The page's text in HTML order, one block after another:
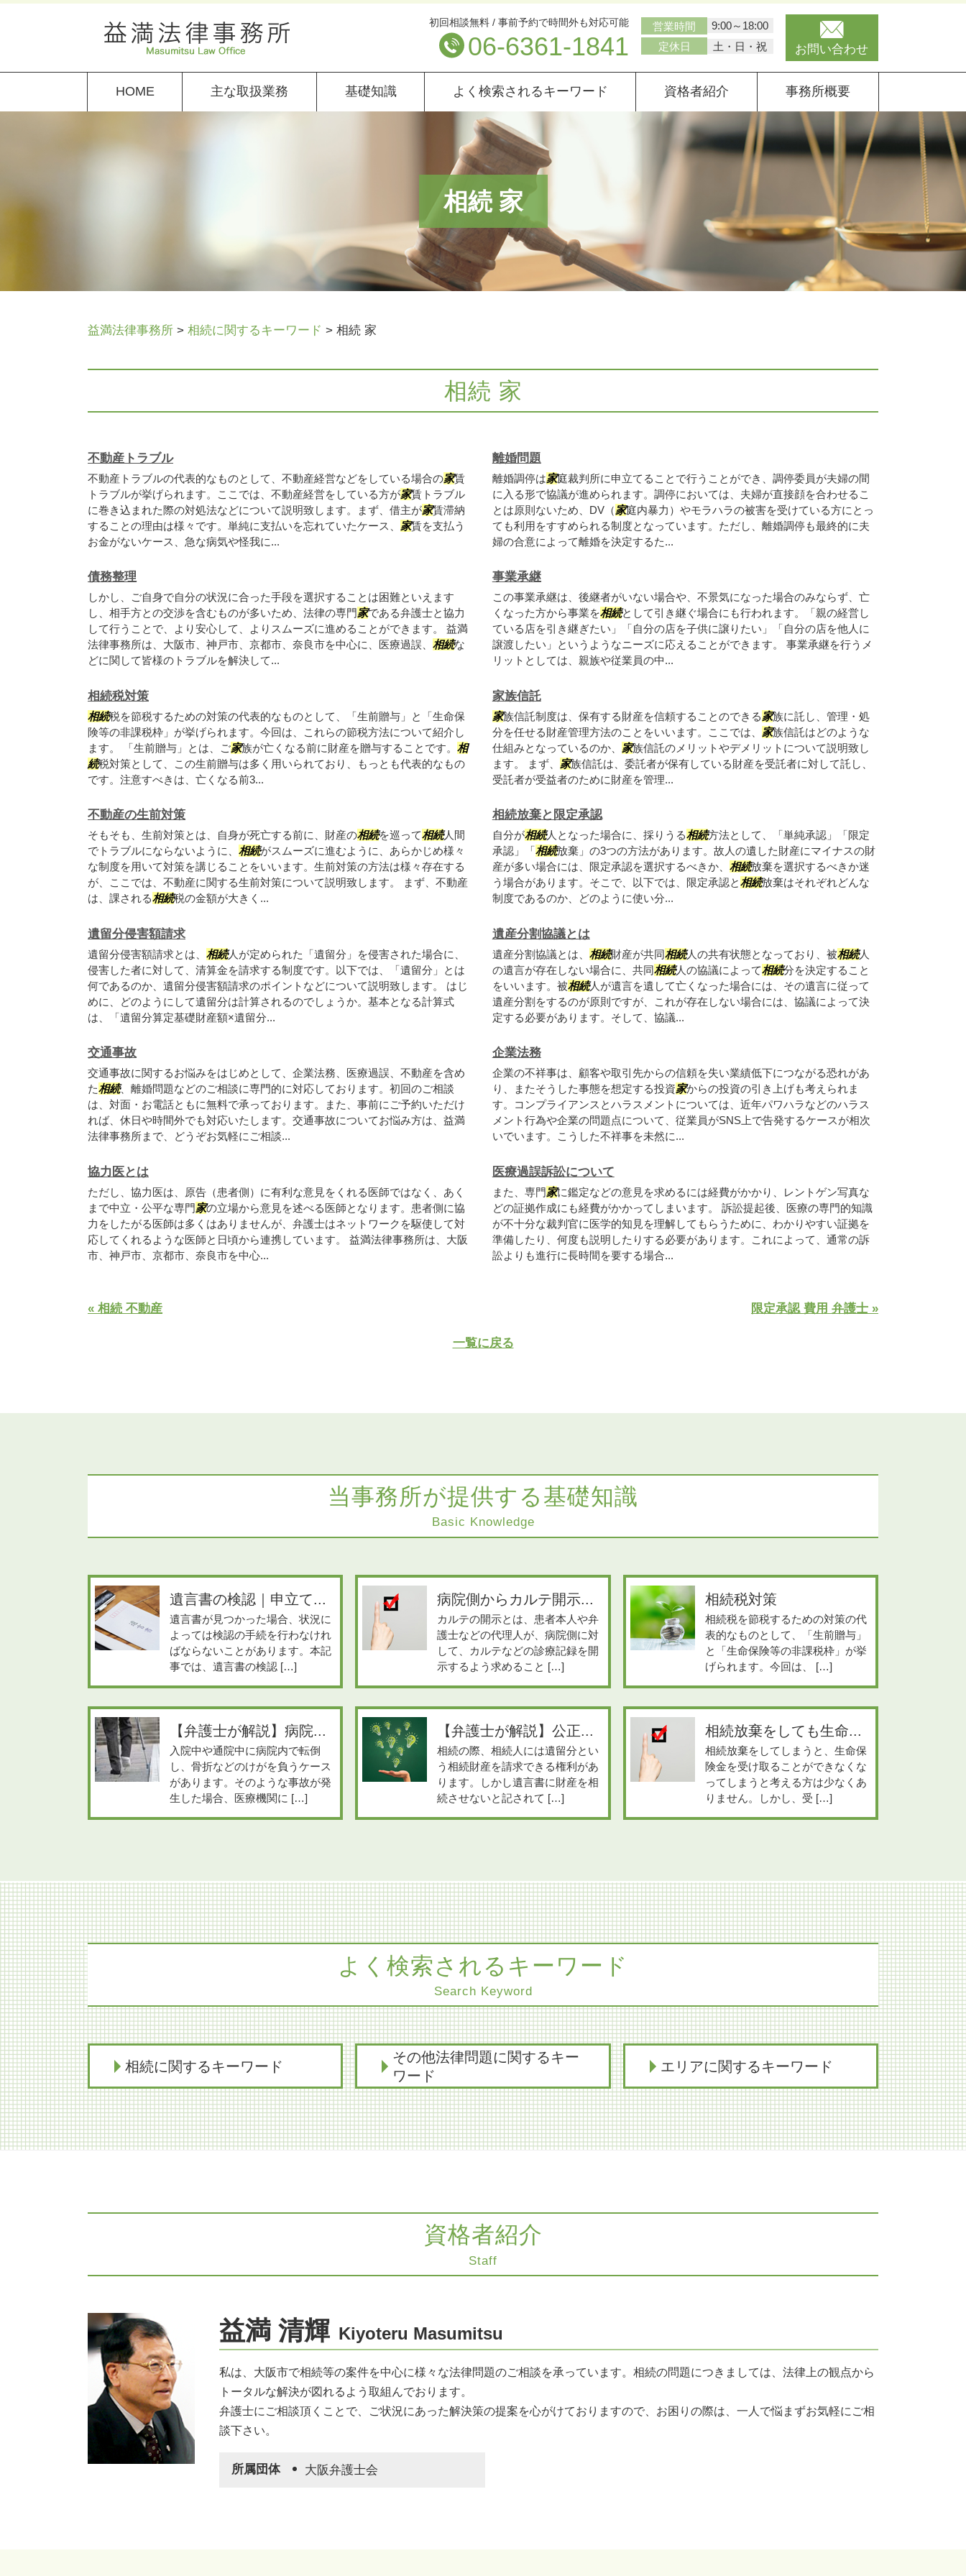
相続 家
初回相談無料 / 事前予約で時間外も対応可能
06-6361-1841
営業時間
9:00～18:00
定休日
土・日・祝 お問い合わせ
HOME 主な取扱業務 基礎知識 よく検索されるキーワード 資格者紹介 事務所概要
益満法律事務所 > 相続に関するキーワード > 相続 家
相続 家
不動産トラブル
不動産トラブルの代表的なものとして、不動産経営などをしている場合の家賃
トラブルが挙げられます。ここでは、不動産経営をしている方が家賃トラブル
に巻き込まれた際の対処法などについて説明致します。まず、借主が家賃滞納
することの理由は様々です。単純に支払いを忘れていたケース、 家賃を支払う
お金がないケース、急な病気や怪我に...
離婚問題
離婚調停は家庭裁判所に申立てることで行うことができ、調停委員が夫婦の間
に入る形で協議が進められます。調停においては、夫婦が直接顔を合わせるこ
とは原則ないため、DV（家庭内暴力）やモラハラの被害を受けている方にとっ
ても利用をすすめられる制度となっています。ただし、離婚調停も最終的に夫
婦の合意によって離婚を決定するた...
債務整理
しかし、ご自身で自分の状況に合った手段を選択することは困難といえます
し、相手方との交渉を含むものが多いため、法律の専門家である弁護士と協力
して行うことで、より安心して、よりスムーズに進めることができます。 益満
法律事務所は、大阪市、神戸市、京都市、奈良市を中心に、医療過誤、 相続な
どに関して皆様のトラブルを解決して...
事業承継
この事業承継は、後継者がいない場合や、不景気になった場合のみならず、亡
くなった方から事業を相続として引き継ぐ場合にも行われます。「親の経営し
ている店を引き継ぎたい」「自分の店を子供に譲りたい」「自分の店を他人に
譲渡したい」というようなニーズに応えることができます。 事業承継を行うメ
リットとしては、親族や従業員の中...
相続税対策
相続税を節税するための対策の代表的なものとして、「生前贈与」と「生命保
険等の非課税枠」が挙げられます。今回は、これらの節税方法について紹介し
ます。 「生前贈与」とは、ご家族が亡くなる前に財産を贈与することです。 相
続税対策として、この生前贈与は多く用いられており、もっとも代表的なもの
です。注意すべきは、亡くなる前3...
家族信託
家族信託制度は、保有する財産を信頼することのできる家族に託し、管理・処
分を任せる財産管理方法のことをいいます。ここでは、 家族信託はどのような
仕組みとなっているのか、 家族信託のメリットやデメリットについて説明致し
ます。 まず、 家族信託は、委託者が保有している財産を受託者に対して託し、
受託者が受益者のために財産を管理...
不動産の生前対策
そもそも、生前対策とは、自身が死亡する前に、財産の相続を巡って相続人間
でトラブルにならないように、 相続がスムーズに進むように、あらかじめ様々
な制度を用いて対策を講じることをいいます。生前対策の方法は様々存在する
が、ここでは、不動産に関する生前対策について説明致します。 まず、不動産
は、課される相続税の金額が大きく...
相続放棄と限定承認
自分が相続人となった場合に、採りうる相続方法として、「単純承認」「限定
承認」「相続放棄」の3つの方法があります。故人の遺した財産にマイナスの財
産が多い場合には、限定承認を選択するべきか、 相続放棄を選択するべきか迷
う場合があります。そこで、以下では、限定承認と相続放棄はそれぞれどんな
制度であるのか、どのように使い分...
遺留分侵害額請求
遺留分侵害額請求とは、 相続人が定められた「遺留分」を侵害された場合に、
侵害した者に対して、清算金を請求する制度です。以下では、「遺留分」とは
何であるのか、遺留分侵害額請求のポイントなどについて説明致します。 はじ
めに、どのようにして遺留分は計算されるのでしょうか。基本となる計算式
は、「遺留分算定基礎財産額×遺留分...
遺産分割協議とは
遺産分割協議とは、 相続財産が共同相続人の共有状態となっており、被相続人
の遺言が存在しない場合に、共同相続人の協議によって相続分を決定すること
をいいます。被相続人が遺言を遺して亡くなった場合には、その遺言に従って
遺産分割をするのが原則ですが、これが存在しない場合には、協議によって決
定する必要があります。そして、協議...
交通事故
交通事故に関するお悩みをはじめとして、企業法務、医療過誤、不動産を含め
た相続、離婚問題などのご相談に専門的に対応しております。初回のご相談
は、対面・お電話ともに無料で承っております。また、事前にご予約いただけ
れば、休日や時間外でも対応いたします。交通事故についてお悩み方は、益満
法律事務所まで、どうぞお気軽にご相談...
企業法務
企業の不祥事は、顧客や取引先からの信頼を失い業績低下につながる恐れがあ
り、またそうした事態を想定する投資家からの投資の引き上げも考えられま
す。コンプライアンスとハラスメントについては、近年パワハラなどのハラス
メント行為や企業の問題点について、従業員がSNS上で告発するケースが相次
いでいます。こうした不祥事を未然に...
協力医とは
ただし、協力医は、原告（患者側）に有利な意見をくれる医師ではなく、あく
まで中立・公平な専門家の立場から意見を述べる医師となります。患者側に協
力をしたがる医師は多くはありませんが、弁護士はネットワークを駆使して対
応してくれるような医師と日頃から連携しています。 益満法律事務所は、大阪
市、神戸市、京都市、奈良市を中心...
医療過誤訴訟について
また、専門家に鑑定などの意見を求めるには経費がかかり、レントゲン写真な
どの証拠作成にも経費がかかってしまいます。 訴訟提起後、医療の専門的知識
が不十分な裁判官に医学的知見を理解してもらうために、わかりやすい証拠を
準備したり、何度も説明したりする必要があります。これによって、通常の訴
訟よりも進行に長時間を要する場合...
« 相続 不動産 限定承認 費用 弁護士 »
一覧に戻る
当事務所が提供する基礎知識
Basic Knowledge
遺言書の検認｜申立て...
遺言書が見つかった場合、状況に
よっては検認の手続を行わなけれ
ばならないことがあります。本記
事では、遺言書の検認 […]
病院側からカルテ開示...
カルテの開示とは、患者本人や弁
護士などの代理人が、病院側に対
して、カルテなどの診療記録を開
示するよう求めること […]
相続税対策
相続税を節税するための対策の代
表的なものとして、「生前贈与」
と「生命保険等の非課税枠」が挙
げられます。今回は、 […]
【弁護士が解説】病院...
入院中や通院中に病院内で転倒
し、骨折などのけがを負うケース
があります。そのような事故が発
生した場合、医療機関に […]
【弁護士が解説】公正...
相続の際、相続人には遺留分とい
う相続財産を請求できる権利があ
ります。しかし遺言書に財産を相
続させないと記されて […]
相続放棄をしても生命...
相続放棄をしてしまうと、生命保
険金を受け取ることができなくな
ってしまうと考える方は少なくあ
りません。しかし、受 […]
よく検索されるキーワード
Search Keyword
相続に関するキーワード
相続 家
限定承認 不動産
遺留分 分割払い
相続 不動産
相続放棄 年金
相続放棄 代襲相続
遺留分 法定相続分 違い
事業承継 弁護士
相続 兄弟 不公平
不動産 生前対策
相続放棄手続き 生前
家族信託 不動産
その他法律問題に関するキー
ワード
医療過誤 補償
賃料 不払い 解除
医療過誤 法律事務所
商取引 時効
医療過誤 弁護士 協力医
人身事故 慰謝料
不動産 トラブル 弁護士
自己破産 メリット
コンプライアンスとハラスメント
医療過誤 鑑定
医療過誤 法的責任
エリアに関するキーワード
コンプライアンス 神戸市 弁護士
医療過誤 大阪市 弁護士
法律問題 奈良市 弁護士
労働問題 神戸市 弁護士
組織再編 大阪市 弁護士
知財紛争 大阪市 弁護士
資格者紹介
Staff
益満 清輝 Kiyoteru Masumitsu
私は、大阪市で相続等の案件を中心に様々な法律問題のご相談を承っています。相続の問題につきましては、法律上の観点から
トータルな解決が図れるよう取組んでおります。
弁護士にご相談頂くことで、ご状況にあった解決策の提案を心がけておりますので、お困りの際は、一人で悩まずお気軽にご相
談下さい。
所属団体 大阪弁護士会